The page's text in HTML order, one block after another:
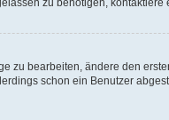
zu bearbeiten, ändere den
schon ein Benutzer